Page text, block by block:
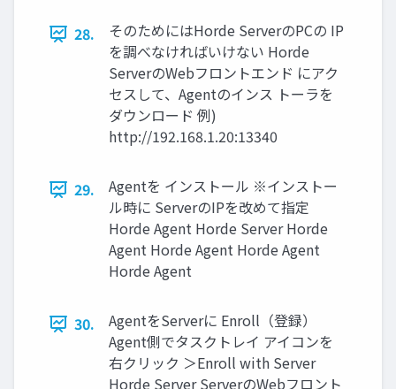
28.
そのためにはHorde ServerのPCの IP
を調べなければいけない Horde
ServerのWebフロントエンド にアク
セスして、Agentのインス トーラを
ダウンロード 例)
http://192.168.1.20:13340
29.
Agentを インストール ※インストー
ル時に ServerのIPを改めて指定
Horde Agent Horde Server Horde
Agent Horde Agent Horde Agent
Horde Agent
30.
AgentをServerに Enroll（登録）
Agent側でタスクトレイ アイコンを
右クリック ＞Enroll with Server
Horde Server ServerのWebフロント